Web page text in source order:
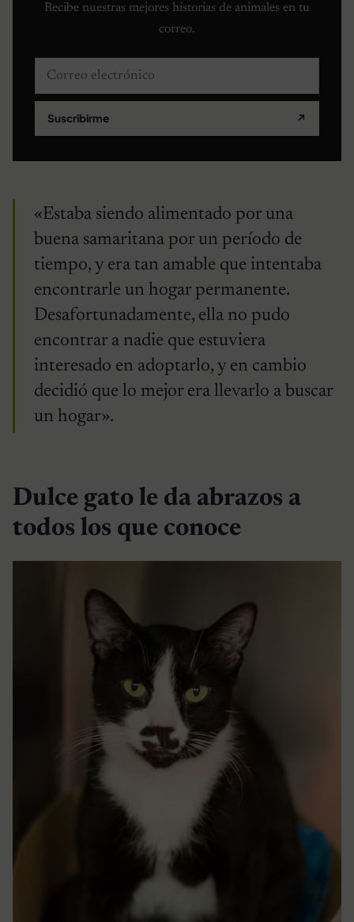
Recibe nuestras mejores historias de animales en tu
correo.
Correo electrónico
Suscribirme ↗
«Estaba siendo alimentado por una
buena samaritana por un período de
tiempo, y era tan amable que intentaba
encontrarle un hogar permanente.
Desafortunadamente, ella no pudo
encontrar a nadie que estuviera
interesado en adoptarlo, y en cambio
decidió que lo mejor era llevarlo a buscar
un hogar».
Dulce gato le da abrazos a
todos los que conoce